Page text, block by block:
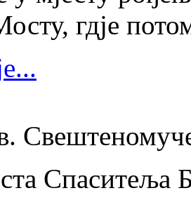
гдје
Спаситеља